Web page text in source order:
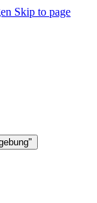
Skip to page